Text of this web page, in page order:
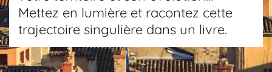
Mettez en lumière et racontez cette
trajectoire singulière dans un livre.